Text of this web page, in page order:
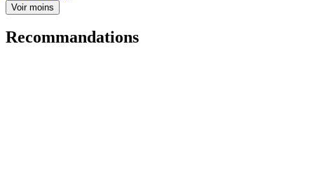
Voir moins
Recommandations